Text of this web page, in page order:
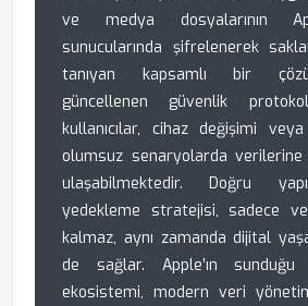
ve medya dosyalarının
sunucularında şifrelenerek
tanıyan kapsamlı bir
güncellenen güvenlik
kullanıcılar, cihaz değişimi
olumsuz senaryolarda
ulaşabilmektedir. Doğru
yedekleme stratejisi, sadece
kalmaz, aynı zamanda dijital
de sağlar. Apple’ın
ekosistemi, modern veri